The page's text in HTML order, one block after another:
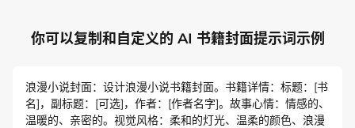
你可以复制和自定义的 AI 书籍封面提示词示例
浪漫小说封面：设计浪漫小说书籍封面。书籍详情：标题：[书
名]，副标题：[可选]，作者：[作者名字]。故事心情：情感的、
温暖的、亲密的。视觉风格：柔和的灯光、温柔的颜色、浪漫